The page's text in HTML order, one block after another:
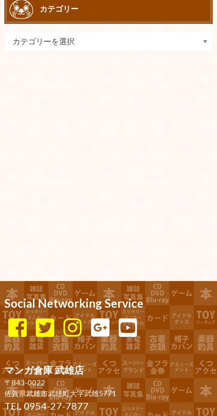
カテゴリー
Social Networking Service
マンガ倉庫 武雄店
〒843-0022
佐賀県武雄市武雄町大字武雄5771
TEL 0954-27-7877